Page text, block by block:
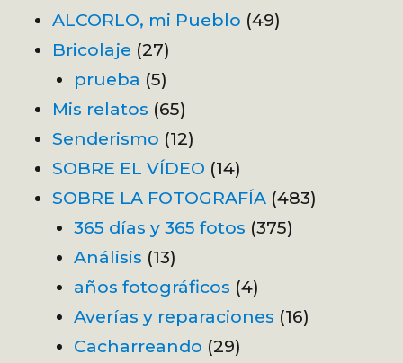
ALCORLO, mi Pueblo (49)
Bricolaje (27)
prueba (5)
Mis relatos (65)
Senderismo (12)
SOBRE EL VÍDEO (14)
SOBRE LA FOTOGRAFÍA (483)
365 días y 365 fotos (375)
Análisis (13)
años fotográficos (4)
Averías y reparaciones (16)
Cacharreando (29)